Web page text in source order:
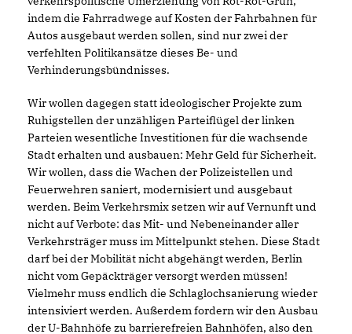
indem die Fahrradwege auf Kosten der Fahrbahnen für
Autos ausgebaut werden sollen, sind nur zwei der
verfehlten Politikansätze dieses Be- und
Verhinderungsbündnisses.
Wir wollen dagegen statt ideologischer Projekte zum
Ruhigstellen der unzähligen Parteiflügel der linken
Parteien wesentliche Investitionen für die wachsende
Stadt erhalten und ausbauen: Mehr Geld für Sicherheit.
Wir wollen, dass die Wachen der Polizeistellen und
Feuerwehren saniert, modernisiert und ausgebaut
werden. Beim Verkehrsmix setzen wir auf Vernunft und
nicht auf Verbote: das Mit- und Nebeneinander aller
Verkehrsträger muss im Mittelpunkt stehen. Diese Stadt
darf bei der Mobilität nicht abgehängt werden, Berlin
nicht vom Gepäckträger versorgt werden müssen!
Vielmehr muss endlich die Schlaglochsanierung wieder
intensiviert werden. Außerdem fordern wir den Ausbau
der U-Bahnhöfe zu barrierefreien Bahnhöfen, also den